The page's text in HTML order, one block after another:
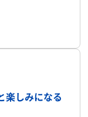
楽しみになる